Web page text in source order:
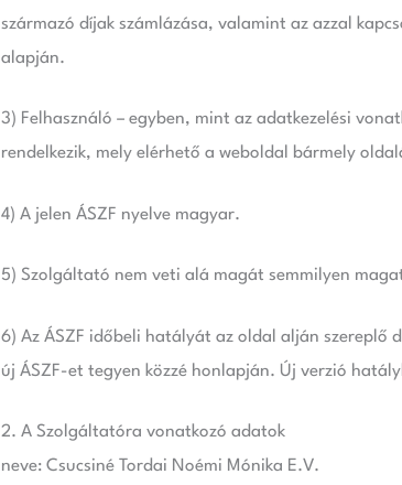
származó díjak számlázása, valamint az azzal
alapján.
3) Felhasználó – egyben, mint az adatkezelési
rendelkezik, mely elérhető a weboldal bármely
4) A jelen ÁSZF nyelve magyar.
5) Szolgáltató nem veti alá magát semmilyen
6) Az ÁSZF időbeli hatályát az oldal alján
új ÁSZF-et tegyen közzé honlapján. Új verzió
2. A Szolgáltatóra vonatkozó adatok
neve: Csucsiné Tordai Noémi Mónika E.V.